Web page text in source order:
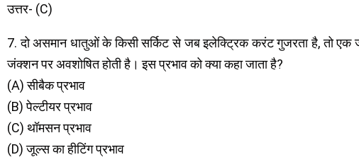
उत्तर- (C)
7. दो असमान धातुओं के किसी सर्किट से जब इलेक्ट्रिक करंट गुजरता है, तो एक
जंक्शन पर अवशोषित होती है। इस प्रभाव को क्या कहा जाता है?
(A) सीबैक प्रभाव
(B) पेल्टीयर प्रभाव
(C) थॉमसन प्रभाव
(D) जूल्स का हीटिंग प्रभाव